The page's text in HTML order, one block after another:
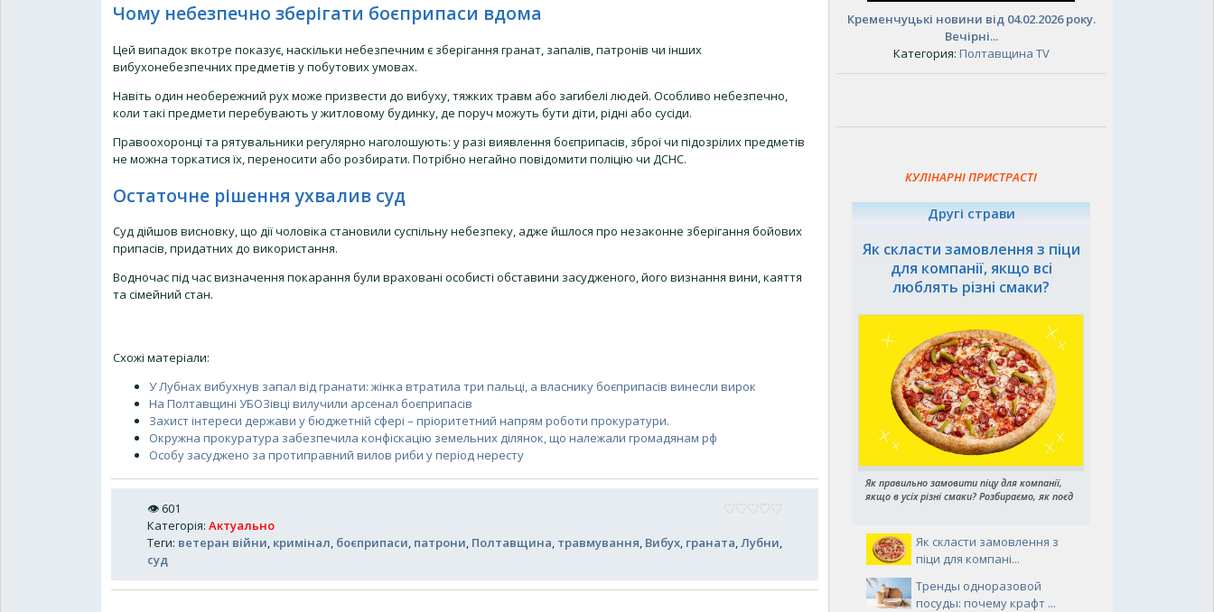
Чому небезпечно зберігати боєприпаси вдома
Цей випадок вкотре показує, наскільки небезпечним є зберігання гранат, запалів, патронів чи інших
вибухонебезпечних предметів у побутових умовах.
Навіть один необережний рух може призвести до вибуху, тяжких травм або загибелі людей. Особливо небезпечно,
коли такі предмети перебувають у житловому будинку, де поруч можуть бути діти, рідні або сусіди.
Правоохоронці та рятувальники регулярно наголошують: у разі виявлення боєприпасів, зброї чи підозрілих предметів
не можна торкатися їх, переносити або розбирати. Потрібно негайно повідомити поліцію чи ДСНС.
Остаточне рішення ухвалив суд
Суд дійшов висновку, що дії чоловіка становили суспільну небезпеку, адже йшлося про незаконне зберігання бойових
припасів, придатних до використання.
Водночас під час визначення покарання були враховані особисті обставини засудженого, його визнання вини, каяття
та сімейний стан.
Схожі матеріали:
У Лубнах вибухнув запал від гранати: жінка втратила три пальці, а власнику боєприпасів винесли вирок
На Полтавщині УБОЗівці вилучили арсенал боєприпасів
Захист інтереси держави у бюджетній сфері – пріоритетний напрям роботи прокуратури.
Окружна прокуратура забезпечила конфіскацію земельних ділянок, що належали громадянам рф
Особу засуджено за протиправний вилов риби у період нересту
👁 601
Категорія: Актуально
Теги: ветеран війни, кримінал, боєприпаси, патрони, Полтавщина, травмування, Вибух, граната,Лубни,
суд
Кременчуцькі новини від 04.02.2026 року.
Вечірні...
Категория: Полтавщина TV
КУЛІНАРНІ ПРИСТРАСТІ
Другі страви
Як скласти замовлення з піци
для компанії, якщо всі
люблять різні смаки?
Як правильно замовити піцу для компанії,
якщо в усіх різні смаки? Розбираємо, як поєд
Як скласти замовлення з
піци для компані...
Тренды одноразовой
посуды: почему крафт ...